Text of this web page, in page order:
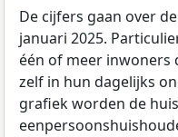
De cijfers gaan over
januari 2025.
één of meer inwoners
zelf in hun dagelijks
grafiek worden de